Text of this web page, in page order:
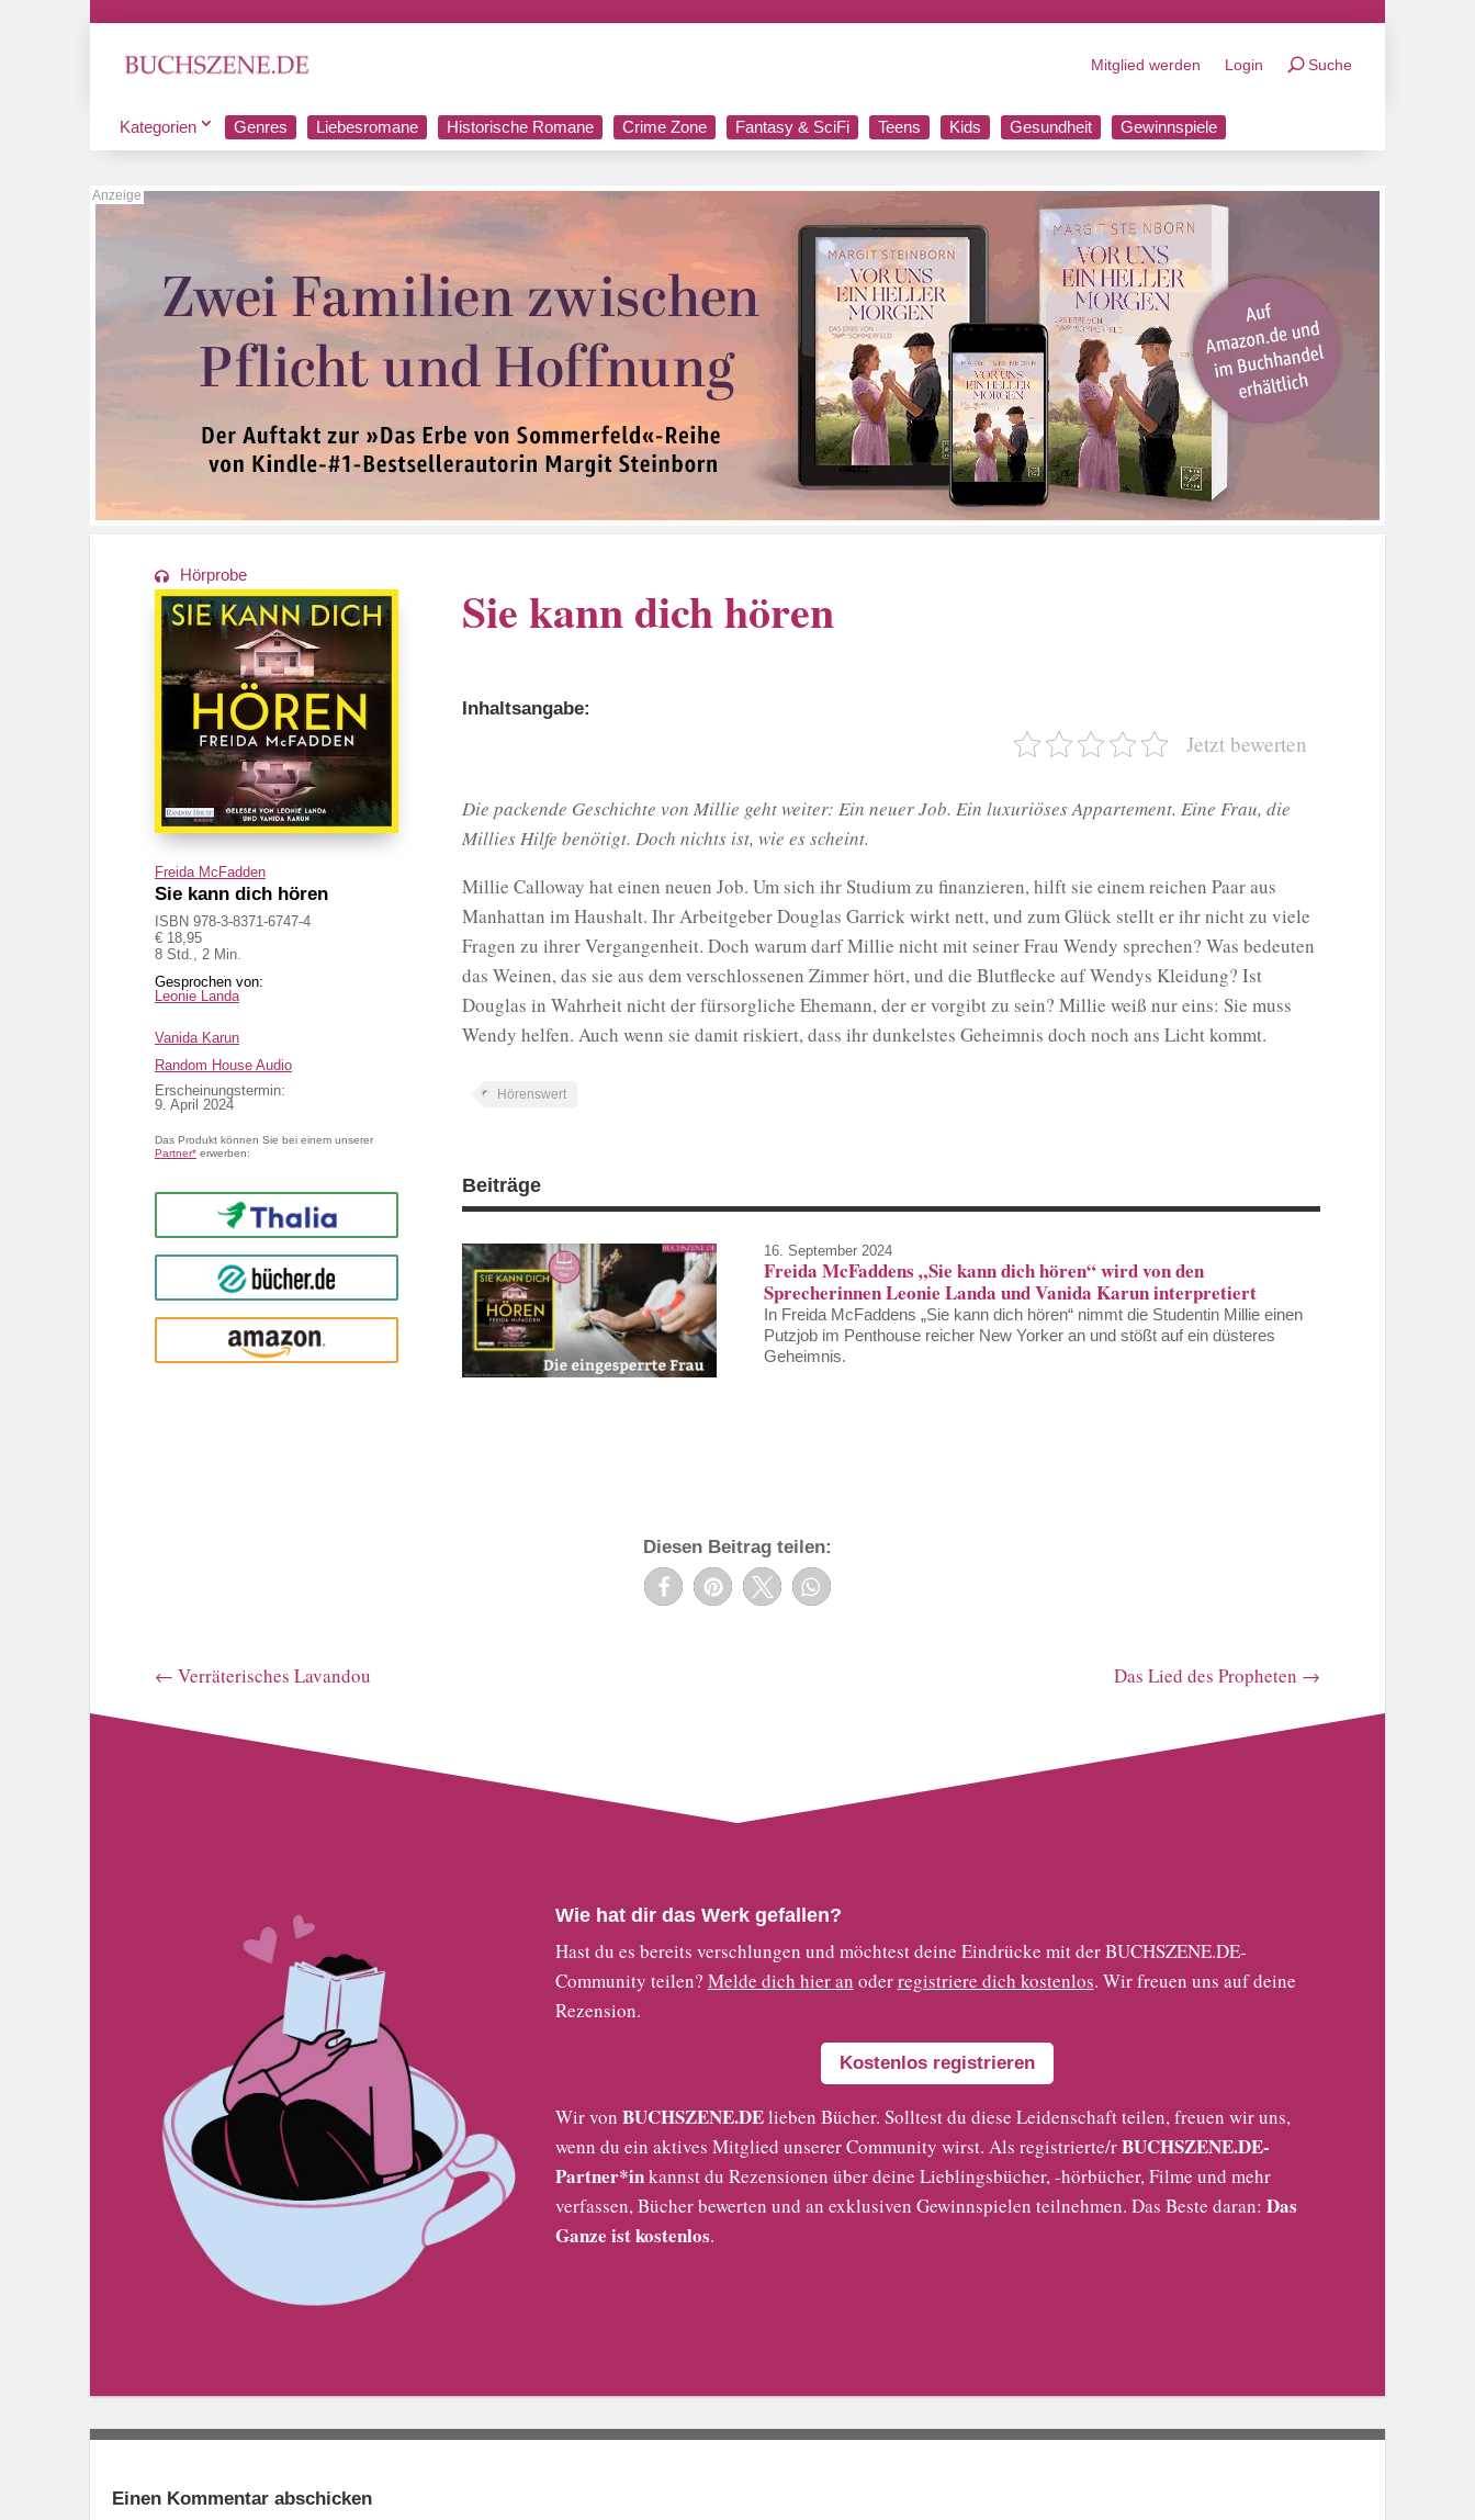
Mitglied werden Login Suche
Kategorien Genres Liebesromane Historische Romane Crime Zone Fantasy & SciFi Teens Kids Gesundheit Gewinnspiele
Hörprobe
Freida McFadden
Sie kann dich hören
ISBN 978-3-8371-6747-4
€ 18,95
8 Std., 2 Min.
Leonie Landa
Vanida Karun
Random House Audio
Erscheinungstermin:
9. April 2024
Das Produkt können Sie bei einem unserer
Partner* erwerben:
Thalia
buecher.de
Amazon
Sie kann dich hören
Inhaltsangabe:
Jetzt bewerten
Die packende Geschichte von Millie geht weiter: Ein neuer Job. Ein luxuriöses Appartement. Eine Frau, die
Millies Hilfe benötigt. Doch nichts ist, wie es scheint.
Millie Calloway hat einen neuen Job. Um sich ihr Studium zu finanzieren, hilft sie einem reichen Paar aus
Manhattan im Haushalt. Ihr Arbeitgeber Douglas Garrick wirkt nett, und zum Glück stellt er ihr nicht zu viele
Fragen zu ihrer Vergangenheit. Doch warum darf Millie nicht mit seiner Frau Wendy sprechen? Was bedeuten
das Weinen, das sie aus dem verschlossenen Zimmer hört, und die Blutflecke auf Wendys Kleidung? Ist
Douglas in Wahrheit nicht der fürsorgliche Ehemann, der er vorgibt zu sein? Millie weiß nur eins: Sie muss
Wendy helfen. Auch wenn sie damit riskiert, dass ihr dunkelstes Geheimnis doch noch ans Licht kommt.
Hörenswert
Beiträge
16. September 2024
Freida McFaddens „Sie kann dich hören“ wird von den
Sprecherinnen Leonie Landa und Vanida Karun interpretiert
In Freida McFaddens „Sie kann dich hören“ nimmt die Studentin Millie einen
Putzjob im Penthouse reicher New Yorker an und stößt auf ein düsteres
Geheimnis.
Diesen Beitrag teilen:
← Verräterisches Lavandou Das Lied des Propheten →
Wie hat dir das Werk gefallen?
Hast du es bereits verschlungen und möchtest deine Eindrücke mit der BUCHSZENE.DE-
Community teilen? Melde dich hier an oderregistriere dich kostenlos. Wir freuen uns auf deine
Rezension.
Kostenlos registrieren
Wir von BUCHSZENE.DElieben Bücher. Solltest du diese Leidenschaft teilen, freuen wir uns,
wenn du ein aktives Mitglied unserer Community wirst. Als registrierte/rBUCHSZENE.DE-
Partner*inkannst du Rezensionen über deine Lieblingsbücher, -hörbücher, Filme und mehr
verfassen, Bücher bewerten und an exklusiven Gewinnspielen teilnehmen. Das Beste daran: Das
Ganze ist kostenlos.
Einen Kommentar abschicken